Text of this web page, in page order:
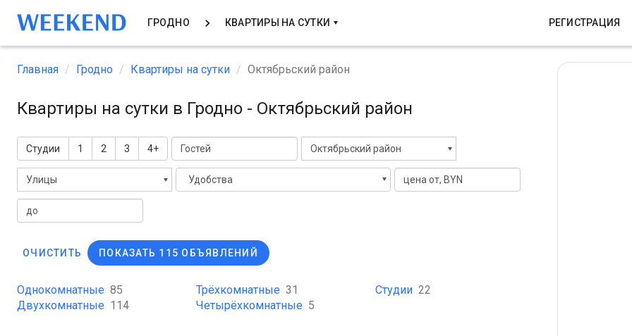
ГРОДНО КВАРТИРЫ НА СУТКИ РЕГИСТРАЦИЯ
Главная Гродно Квартиры на сутки Октябрьский район
Квартиры на сутки в Гродно - Октябрьский район
Студии 1 2 3 4+ Октябрьский район
Улицы Удобства
ОЧИСТИТЬ ПОКАЗАТЬ 115 ОБЪЯВЛЕНИЙ
Однокомнатные 85
Двухкомнатные 114
Трёхкомнатные 31
Четырёхкомнатные 5
Студии 22